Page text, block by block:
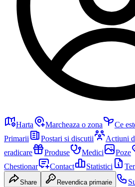
Harta Marcheaza o zona Ce
Primarii
Postari si discutii Actiuni
eradicare
Produse Medici Poze
Chestionar
Contact Statistici
Share Revendica primarie